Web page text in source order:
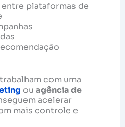
plataformas de
com uma
ou agência de
acelerar
mais controle e